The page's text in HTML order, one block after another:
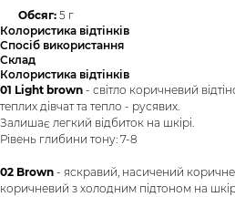
Обсяг: 5 г
Колористика відтінків
Спосіб використання
Склад
Колористика відтінків
01 Light brown - світло коричневий
теплих дівчат та тепло - русявих.
Залишає легкий відбиток на шкірі.
Рівень глибини тону: 7-8
02 Brown - яскравий, насичений
коричневий з холодним підтоном на